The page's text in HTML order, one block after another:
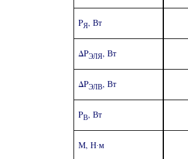
PЯ, Вт
ΔPЭЛЯ, Вт
ΔPЭЛВ, Вт
PВ, Вт
М, Н∙м